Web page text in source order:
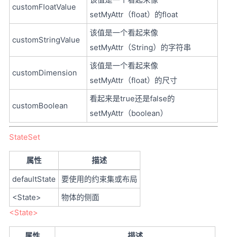
customFloatValue
setMyAttr（float）的float
customStringValue
该值是一个看起来像
setMyAttr（String）的字符串
customDimension
该值是一个看起来像
setMyAttr（float）的尺寸
customBoolean
看起来是true还是false的
setMyAttr（boolean）
StateSet
属性
描述
defaultState
要使用的约束集或布局
<State>
物体的侧面
<State>